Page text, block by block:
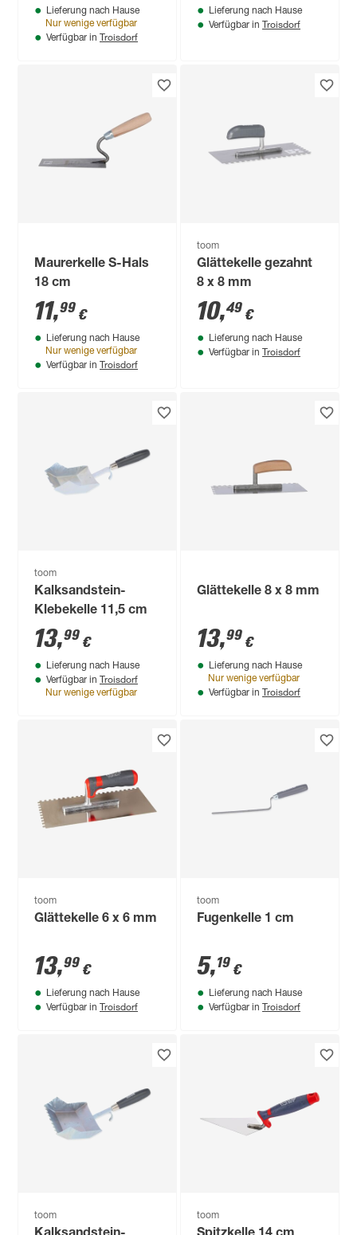
Lieferung nach Hause
Nur wenige verfügbar
Verfügbar in Troisdorf
Lieferung nach Hause
Verfügbar in Troisdorf
Maurerkelle S-Hals
18 cm
11,99 €
Lieferung nach Hause
Nur wenige verfügbar
Verfügbar in Troisdorf
toom
Glättekelle gezahnt
8 x 8 mm
10,49 €
Lieferung nach Hause
Verfügbar in Troisdorf
toom
Kalksandstein-
Klebekelle 11,5 cm
13,99 €
Lieferung nach Hause
Verfügbar in Troisdorf
Nur wenige verfügbar
Glättekelle 8 x 8 mm
13,99 €
Lieferung nach Hause
Nur wenige verfügbar
Verfügbar in Troisdorf
toom
Glättekelle 6 x 6 mm
13,99 €
Lieferung nach Hause
Verfügbar in Troisdorf
toom
Fugenkelle 1 cm
5,19 €
Lieferung nach Hause
Verfügbar in Troisdorf
toom toom